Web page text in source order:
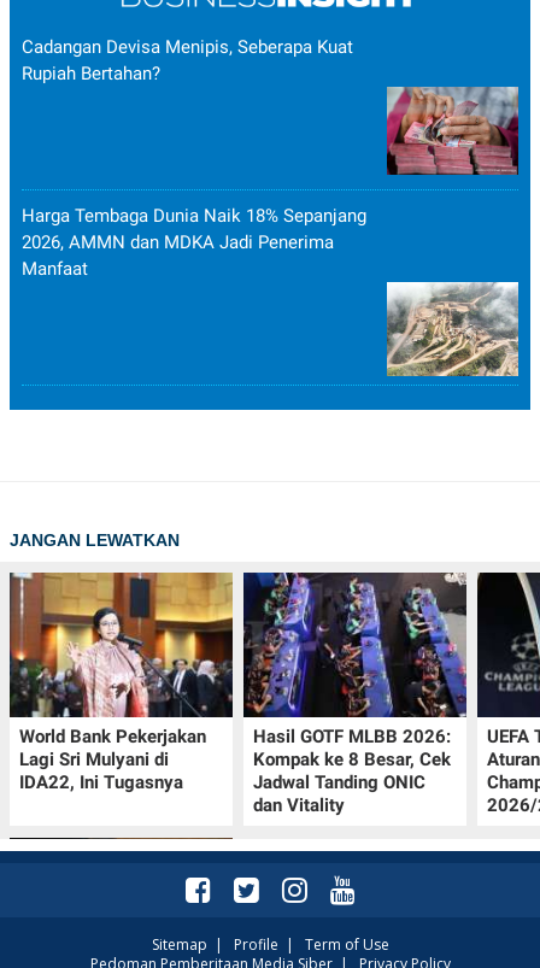
Cadangan Devisa Menipis, Seberapa Kuat
Rupiah Bertahan?
Harga Tembaga Dunia Naik 18% Sepanjang
2026, AMMN dan MDKA Jadi Penerima
Manfaat
JANGAN LEWATKAN
World Bank Pekerjakan
Lagi Sri Mulyani di
IDA22, Ini Tugasnya
Hasil GOTF MLBB 2026:
Kompak ke 8 Besar, Cek
Jadwal Tanding ONIC
dan Vitality
UEFA
2026/
Sitemap | Profile | Term of Use